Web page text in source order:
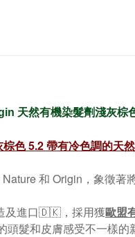
天然有機染髮劑淺灰棕
棕色5.2帶有冷色調的天
和 Origin，象徵著
及進口🇩🇰，採用獲歐盟
頭髮和皮膚感受不一樣